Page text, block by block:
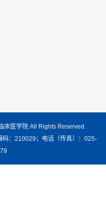
医学院 All Rights Reserved.
：210029；电话（传真）：025-